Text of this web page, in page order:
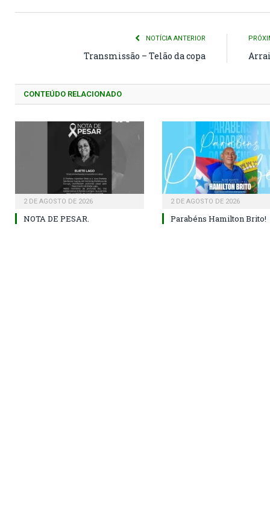
NOTÍCIA ANTERIOR
Transmissão – Telão da copa
CONTEÚDO RELACIONADO
2 DE AGOSTO DE 2026
NOTA DE PESAR.
2 DE AGOSTO DE 2026
Parabéns Hamilton Brito!